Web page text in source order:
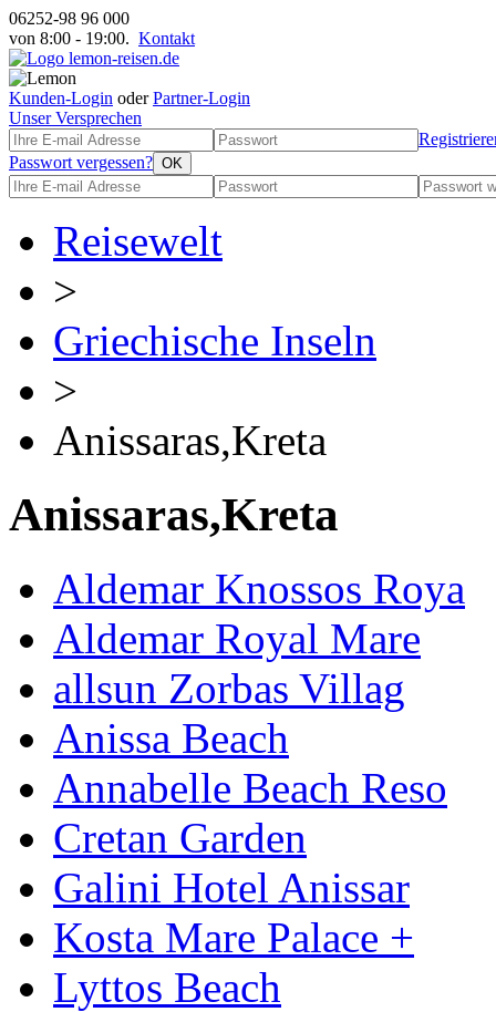
06252-98 96 000
von 8:00 - 19:00. Kontakt
Kunden-Login oderPartner-Login
Unser Versprechen
Passwort vergessen?
Reisewelt
>
Griechische Inseln
>
Anissaras,Kreta
Anissaras,Kreta
Aldemar Knossos Roya
Aldemar Royal Mare
allsun Zorbas Villag
Anissa Beach
Annabelle Beach Reso
Cretan Garden
Galini Hotel Anissar
Kosta Mare Palace +
Lyttos Beach